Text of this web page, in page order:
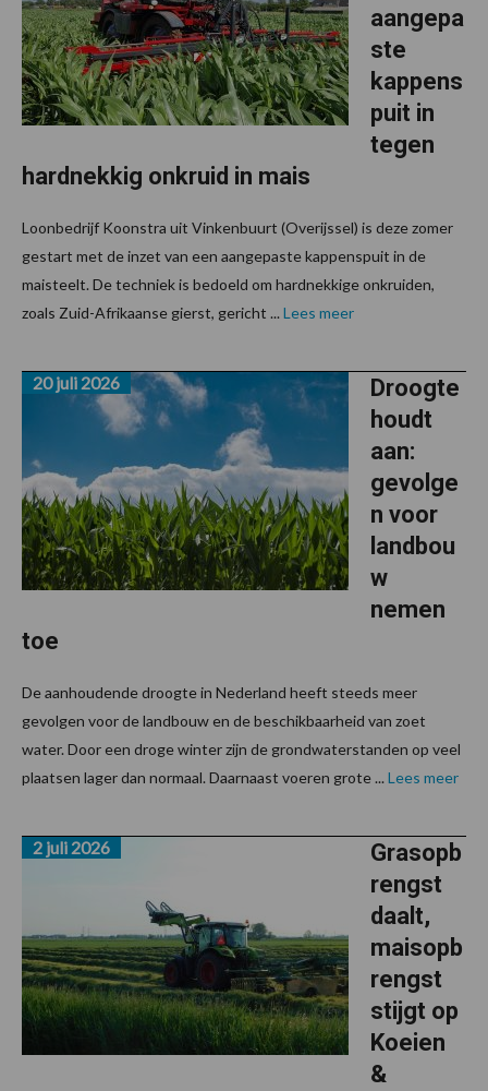
aangepa
ste
kappens
puit in
tegen
hardnekkig onkruid in mais
Loonbedrijf Koonstra uit Vinkenbuurt (Overijssel) is deze zomer
gestart met de inzet van een aangepaste kappenspuit in de
maisteelt. De techniek is bedoeld om hardnekkige onkruiden,
zoals Zuid-Afrikaanse gierst, gericht ... Lees meer
Droogte
houdt
aan:
gevolge
n voor
landbou
w
nemen
toe
20 juli 2026
De aanhoudende droogte in Nederland heeft steeds meer
gevolgen voor de landbouw en de beschikbaarheid van zoet
water. Door een droge winter zijn de grondwaterstanden op veel
plaatsen lager dan normaal. Daarnaast voeren grote ... Lees meer
Grasopb
rengst
daalt,
maisopb
rengst
stijgt op
Koeien
&
2 juli 2026